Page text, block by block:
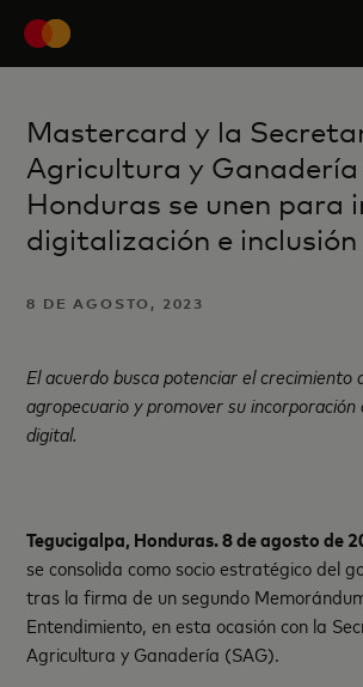
Mastercard y la
Agricultura y Ganadería
Honduras se unen para
digitalización e
8 DE AGOSTO, 2023
El acuerdo busca potenciar el crecimiento
agropecuario ypromover su incorporación
digital.
Tegucigalpa, Honduras. 8 de agosto de
se consolida como socio estratégico del
tras la firma de un segundo
Entendimiento, en esta ocasión con la
Agricultura y Ganadería (SAG).